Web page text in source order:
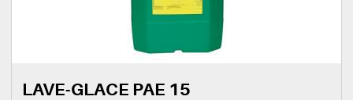
LAVE-GLACE PAE 15